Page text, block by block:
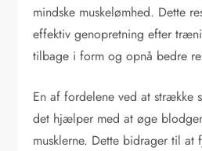
mindske muskelømhed. Dette
effektiv genopretning efter
tilbage i form og opnå bedre
En af fordelene ved at strække
det hjælper med at øge
musklerne. Dette bidrager til at